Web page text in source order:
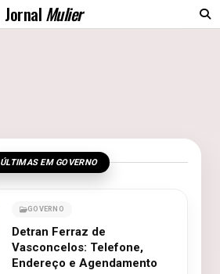
JornalMulier
ÚLTIMAS EM GOVERNO
GOVERNO
Detran Ferraz de
Vasconcelos: Telefone,
Endereço e Agendamento